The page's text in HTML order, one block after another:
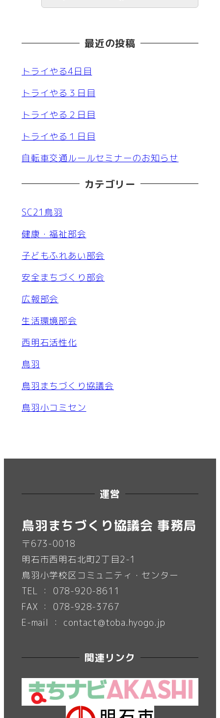
最近の投稿
トライやる4日目
トライやる３日目
トライやる２日目
トライやる１日目
自転車交通ルールセミナーのお知らせ
カテゴリー
SC21鳥羽
健康・福祉部会
子どもふれあい部会
安全まちづくり部会
広報部会
生活環境部会
西明石活性化
鳥羽
鳥羽まちづくり協議会
鳥羽小コミセン
運営
鳥羽まちづくり協議会 事務局
〒673-0018
明石市西明石北町2丁目2-1
鳥羽小学校区コミュニティ・センター
TEL ： 078-920-8611
FAX ： 078-928-3767
E-mail ： contact@toba.hyogo.jp
関連リンク